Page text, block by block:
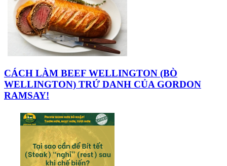
CÁCH LÀM BEEF WELLINGTON (BÒ
WELLINGTON) TRỨ DANH CỦA GORDON
RAMSAY!